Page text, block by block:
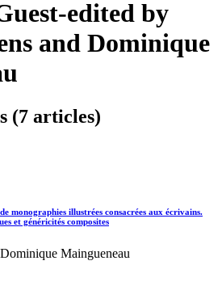
edited by
and Dominique
(7 articles)
monographies illustrées consacrées aux écrivains.
et généricités composites
Maingueneau